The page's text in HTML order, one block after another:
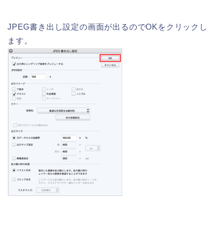
JPEG書き出し設定の画面が出るのでOKをクリックし
ます。